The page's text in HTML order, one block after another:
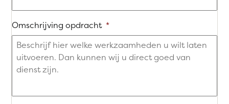
Omschrijving opdracht *